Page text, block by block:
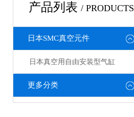
产品列表 / PRODUCTS
日本SMC真空元件
日本真空用自由安装型气缸
更多分类